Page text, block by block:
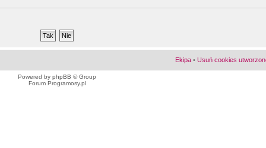
Ekipa • Usuń cookies
Powered by phpBB © Group
Forum Programosy.pl